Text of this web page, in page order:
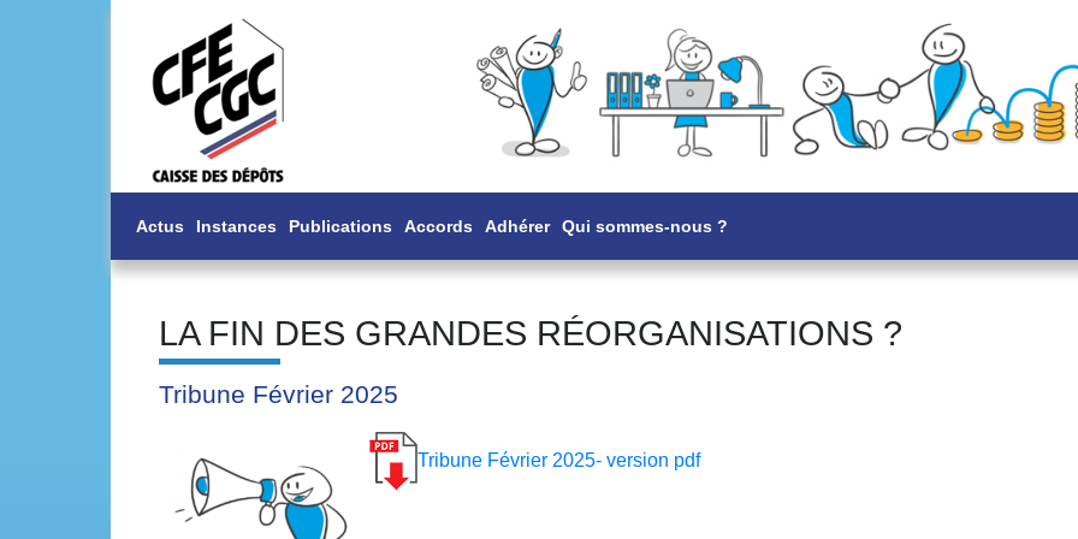
Actus Instances Publications Accords Adhérer Qui sommes-nous ?
LA FIN DES GRANDES RÉORGANISATIONS ?
Tribune Février 2025
Tribune Février 2025- version pdf